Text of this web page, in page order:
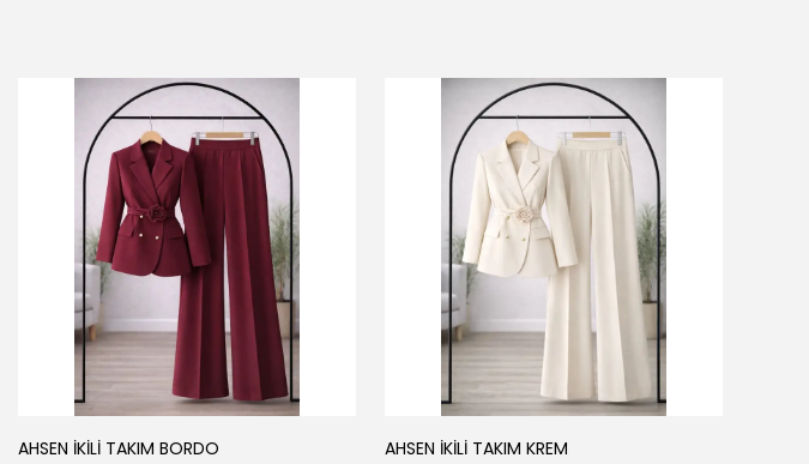
AHSEN İKİLİ TAKIM BORDO AHSEN İKİLİ TAKIM KREM